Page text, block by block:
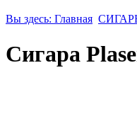
Вы здесь: Главная
Сигара